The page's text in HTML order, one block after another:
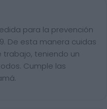
para la prevención
De esta manera cuidas
trabajo, teniendo un
Cumple las